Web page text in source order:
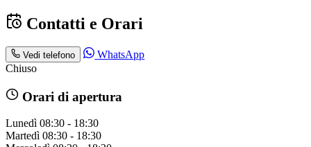
Contatti e Orari
Vedi telefono
WhatsApp
Chiuso
Orari di apertura
Lunedì 08:30 - 18:30
Martedì 08:30 - 18:30